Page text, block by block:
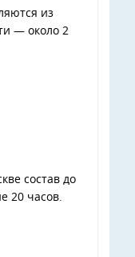
из
— около 2
состав до
20 часов.